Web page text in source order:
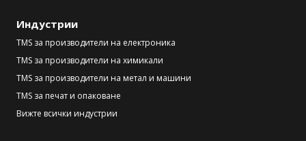
Индустрии
TMS за производители на електроника
TMS за производители на химикали
TMS за производители на метал и машини
TMS за печат и опаковане
Вижте всички индустрии